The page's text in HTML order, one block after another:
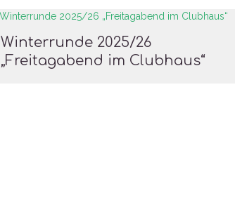
Winterrunde 2025/26
„Freitagabend im Clubhaus“